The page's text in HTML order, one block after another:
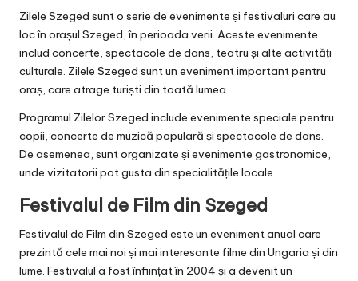
Zilele Szeged sunt o serie de evenimente și festivaluri care au
loc în orașul Szeged, în perioada verii. Aceste evenimente
includ concerte, spectacole de dans, teatru și alte activități
culturale. Zilele Szeged sunt un eveniment important pentru
oraș, care atrage turiști din toată lumea.
Programul Zilelor Szeged include evenimente speciale pentru
copii, concerte de muzică populară și spectacole de dans.
De asemenea, sunt organizate și evenimente gastronomice,
unde vizitatorii pot gusta din specialitățile locale.
Festivalul de Film din Szeged
Festivalul de Film din Szeged este un eveniment anual care
prezintă cele mai noi și mai interesante filme din Ungaria și din
lume. Festivalul a fost înființat în 2004 și a devenit un